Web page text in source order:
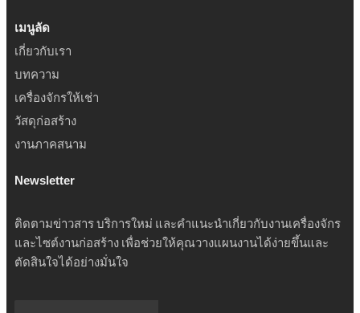
เมนูลัด
เกี่ยวกับเรา
บทความ
เครื่องจักรให้เช่า
วัสดุก่อสร้าง
งานภาคสนาม
Newsletter
ติดตามข่าวสาร บริการใหม่ และคำแนะนำเกี่ยวกับงานเครื่องจักร
และไซต์งานก่อสร้าง เพื่อช่วยให้คุณวางแผนงานได้ง่ายขึ้นและ
ตัดสินใจได้อย่างมั่นใจ